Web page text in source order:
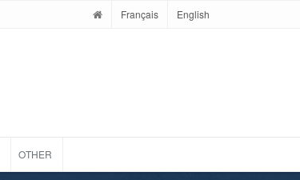
Français English
OTHER